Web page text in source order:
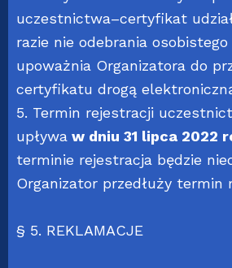
uczestnictwa–certyfikat
razie nie odebrania
upoważnia Organizatora do
certyfikatu drogą
5. Termin rejestracji
upływa w dniu 31 lipca 2022
terminie rejestracja będzie
Organizator przedłuży termin
§ 5. REKLAMACJE